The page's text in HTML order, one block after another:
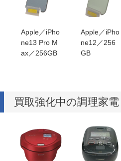
Apple／iPho
ne13 Pro M
ax／256GB
Apple／iPho
ne12／256
GB
買取強化中の調理家電